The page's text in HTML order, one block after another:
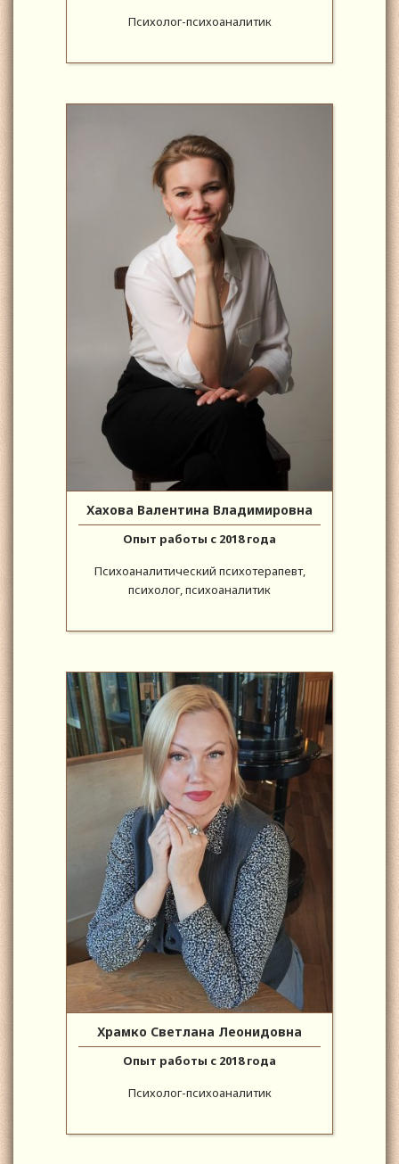
Психолог-психоаналитик
Хахова Валентина Владимировна
Опыт работы с 2018 года
Психоаналитический психотерапевт,
психолог, психоаналитик
Храмко Светлана Леонидовна
Опыт работы с 2018 года
Психолог-психоаналитик